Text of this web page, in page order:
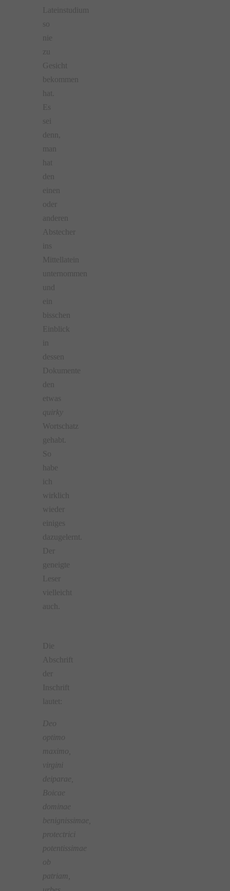
Lateinstudium
so
nie
zu
Gesicht
bekommen
hat.
Es
sei
denn,
man
hat
den
einen
oder
anderen
Abstecher
ins
Mittellatein
unternommen
und
ein
bisschen
Einblick
dessen
Dokumente
den
etwas
quirky
Wortschatz
gehabt.
So
habe
ich
wirklich
wieder
einiges
dazugelernt.
Der
geneigte
Leser
vielleicht
auch.
Die
Abschrift
der
Inschrift
lautet:
Deo
optimo
maximo,
virgini
deiparae,
Boicae
dominae
benignissimae,
protectrici
potentissimae
ob
patriam,